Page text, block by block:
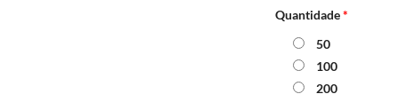
Quantidade*
50
100
200